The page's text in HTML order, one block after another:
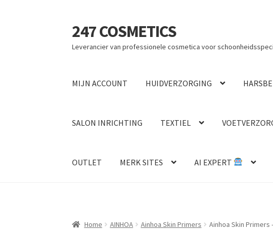
Ga
door
naar
Ga
naar
de
247 COSMETICS
Leverancier van professionele cosmetica voor
MIJN ACCOUNT HUIDVERZORGING
SALON INRICHTING TEXTIEL
OUTLET MERK SITES AI EXPERT
Home AINHOA Ainhoa Skin Primers Ainhoa Skin Primers